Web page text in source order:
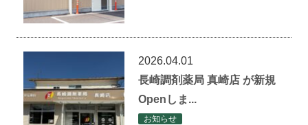
2026.04.01
長崎調剤薬局 真崎店 が新規
Openしま...
お知らせ